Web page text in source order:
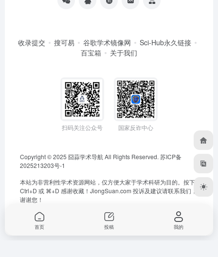
收录提交 搜可易 谷歌学术镜像网
Sci-Hub永久链接
百宝箱
关于我们
扫码关注公众号 国家反诈中心
Copyright © 2025 囧蒜学术导航All Rights Reserved. 苏ICP备
2025213203号-1
本站为非营利性学术资源网站，仅方便大家于学术科研为目的。按下
Ctrl+D 或 ⌘+D 感谢收藏！ JiongSuan.com 投诉及建议请联系我们，
谢谢您！
首页 投稿 我的